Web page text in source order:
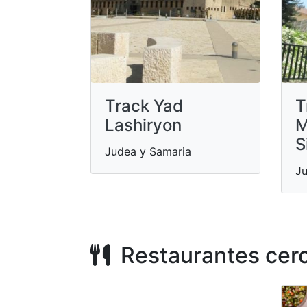
Track Yad
Lashiryon
Judea y Samaria
Restaurantes